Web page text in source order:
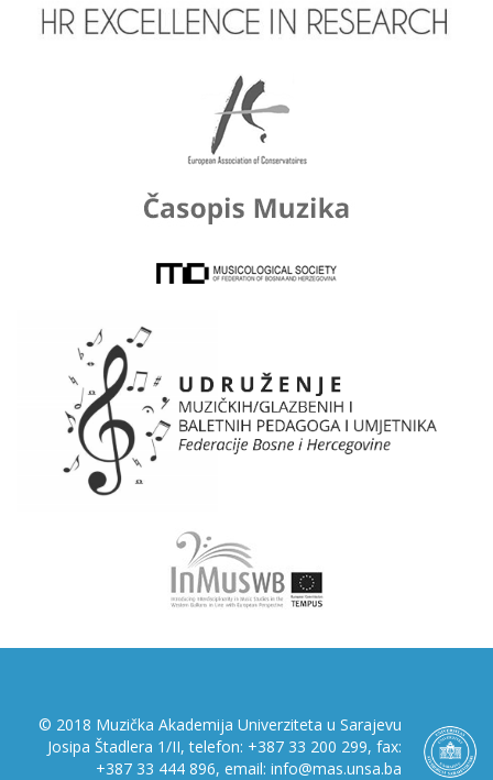
© 2018 Muzička Akademija Univerziteta u Sarajevu
Josipa Štadlera 1/II, telefon: +387 33 200 299, fax:
+387 33 444 896, email: info@mas.unsa.ba